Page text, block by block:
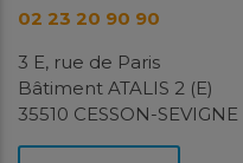
02 23 20 90 90
3 E, rue de Paris
Bâtiment ATALIS 2 (E)
35510 CESSON-SEVIGNE